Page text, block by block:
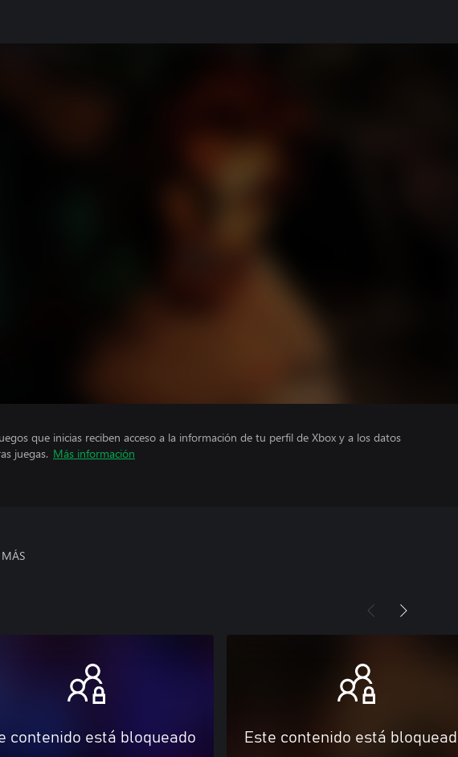
que inicias reciben acceso a la información de tu perfil de Xbox y a los datos
juegas. Más información
MÁS
contenido está bloqueado Este contenido está